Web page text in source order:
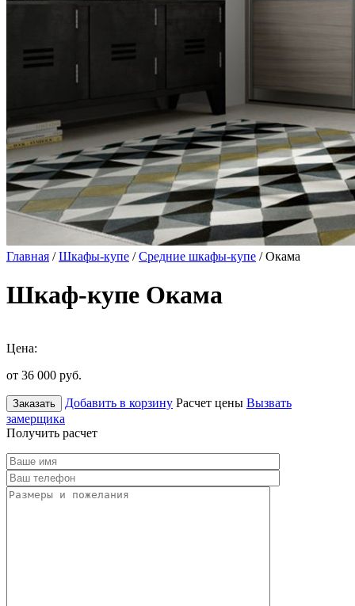
Главная /Шкафы-купе /Средние шкафы-купе / Окама
Шкаф-купе Окама
Цена:
от 36 000 руб.
Заказать Добавить в корзину Расчет цены Вызвать
замерщика
Получить расчет